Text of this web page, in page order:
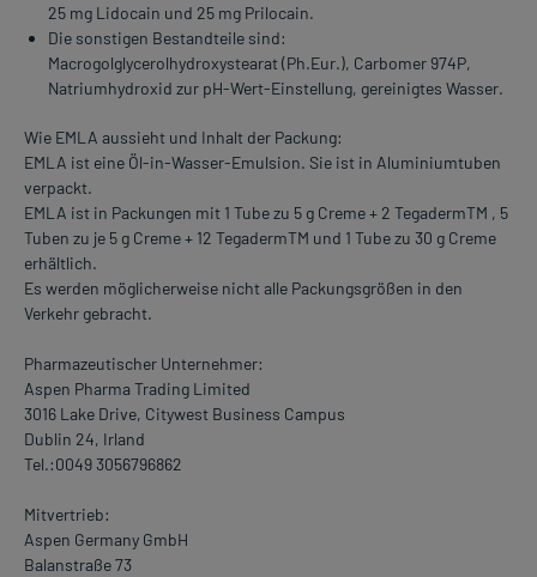
25 mg Lidocain und 25 mg Prilocain.
Die sonstigen Bestandteile sind:
Macrogolglycerolhydroxystearat (Ph.Eur.), Carbomer 974P,
Natriumhydroxid zur pH-Wert-Einstellung, gereinigtes Wasser.
Wie EMLA aussieht und Inhalt der Packung:
EMLA ist eine Öl-in-Wasser-Emulsion. Sie ist in Aluminiumtuben
verpackt.
EMLA ist in Packungen mit 1 Tube zu 5 g Creme + 2 TegadermTM , 5
Tuben zu je 5 g Creme + 12 TegadermTM und 1 Tube zu 30 g Creme
erhältlich.
Es werden möglicherweise nicht alle Packungsgrößen in den
Verkehr gebracht.
Pharmazeutischer Unternehmer:
Aspen Pharma Trading Limited
3016 Lake Drive, Citywest Business Campus
Dublin 24, Irland
Tel.:0049 3056796862
Mitvertrieb:
Aspen Germany GmbH
Balanstraße 73